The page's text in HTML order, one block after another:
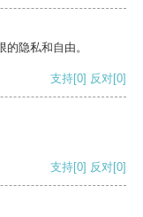
隐私和自由。
支持[0] 反对[0]
支持[0] 反对[0]